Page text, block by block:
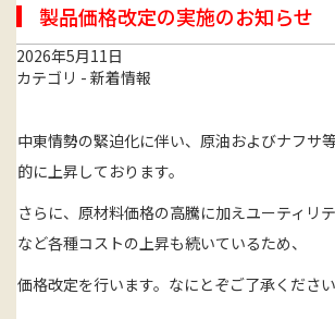
製品価格改定の実施のお知らせ
2026年5月11日
カテゴリ - 新着情報
中東情勢の緊迫化に伴い、原油およびナフサ
的に上昇しております。
さらに、原材料価格の高騰に加えユーティリ
など各種コストの上昇も続いているため、
価格改定を行います。なにとぞご了承ください